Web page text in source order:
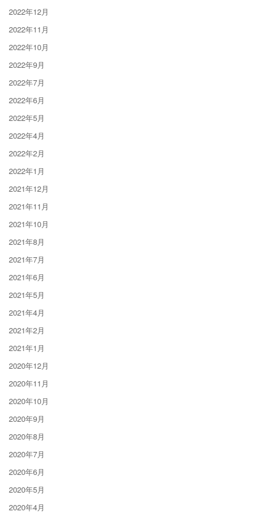
2022年12月
2022年11月
2022年10月
2022年9月
2022年7月
2022年6月
2022年5月
2022年4月
2022年2月
2022年1月
2021年12月
2021年11月
2021年10月
2021年8月
2021年7月
2021年6月
2021年5月
2021年4月
2021年2月
2021年1月
2020年12月
2020年11月
2020年10月
2020年9月
2020年8月
2020年7月
2020年6月
2020年5月
2020年4月